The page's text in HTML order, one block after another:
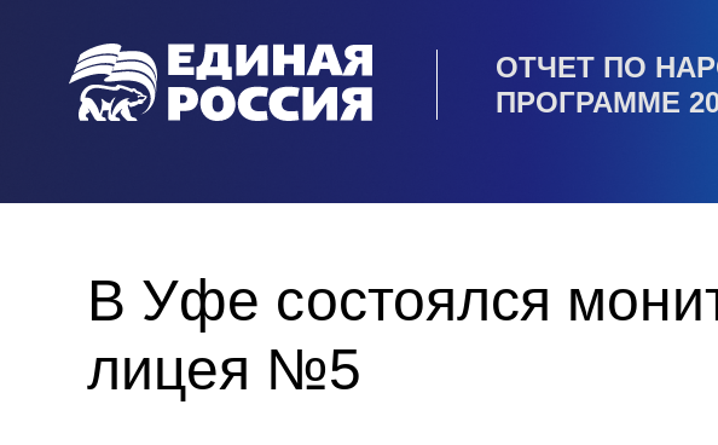
ОТЧЕТ ПО
ПРОГРАММЕ
В Уфе состоялся
лицея №5